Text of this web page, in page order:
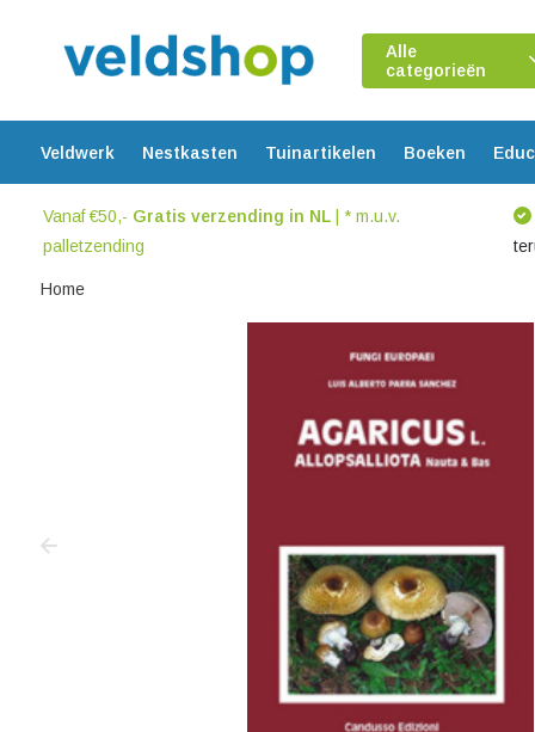
Alle
categorieën
Veldwerk Nestkasten Tuinartikelen Boeken
Vanaf €50,- Gratis verzending in NL| * m.u.v.
palletzending
Home